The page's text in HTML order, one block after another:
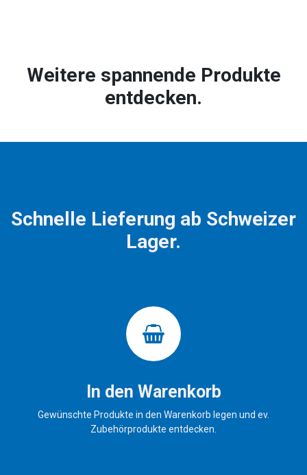
Weitere spannende Produkte
entdecken.
Schnelle Lieferung ab Schweizer
Lager.
In den Warenkorb
Gewünschte Produkte in den Warenkorb legen und ev.
Zubehörprodukte entdecken.